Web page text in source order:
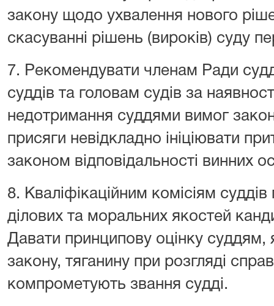
закону щодо ухвалення нового
скасуванні рішень (вироків) суду
7. Рекомендувати членам Ради
суддів та головам судів за
недотримання суддями вимог
присяги невідкладно ініціювати
законом відповідальності винних
8. Кваліфікаційним комісіям
ділових та моральних якостей
Давати принципову оцінку
закону, тяганину при розгляді
компрометують звання судді.